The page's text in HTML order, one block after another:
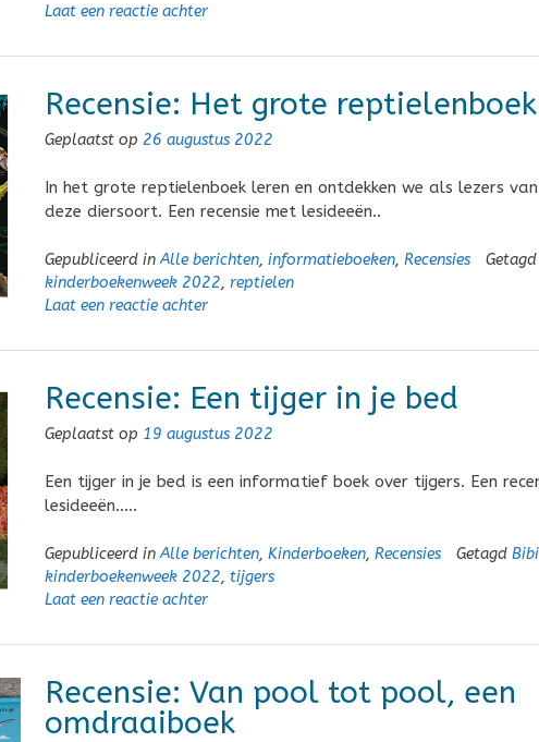
Laat een reactie achter
Recensie: Het grote reptielenboek
Geplaatst op 26 augustus 2022
In het grote reptielenboek leren en ontdekken we als lezers
deze diersoort. Een recensie met lesideeën..
Gepubliceerd inAlle berichten, informatieboeken, Recensies
Getagd
kinderboekenweek 2022, reptielen
Laat een reactie achter
Recensie: Een tijger in je bed
Geplaatst op 19 augustus 2022
Een tijger in je bed is een informatief boek over tijgers. Een
lesideeën…..
Gepubliceerd inAlle berichten, Kinderboeken, Recensies Getagd
kinderboekenweek 2022, tijgers
Laat een reactie achter
Recensie: Van pool tot pool, een
omdraaiboek